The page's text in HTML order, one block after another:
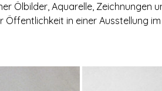
Ölbilder, Aquarelle, Zeichnungen
Öffentlichkeit in einer Ausstellung